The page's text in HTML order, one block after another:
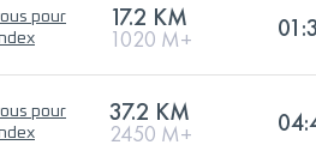
pour
17.2 KM
1020 M+
pour
37.2 KM
2450 M+